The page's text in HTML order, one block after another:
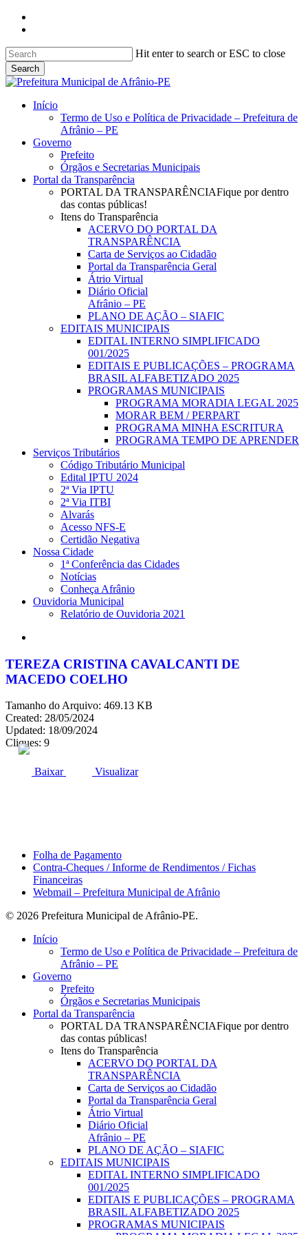
Skip
content
Hit enter to search or ESC to close
Search
Close
search
Menu
Início
Termo de Uso e Política de Privacidade – Prefeitura de
Afrânio – PE
Governo
Prefeito
Órgãos e Secretarias Municipais
Portal da Transparência
PORTAL DA TRANSPARÊNCIAFique por dentro
das contas públicas!
Itens do Transparência
ACERVO DO PORTAL DA
TRANSPARÊNCIA
Carta de Serviços ao Cidadão
Portal da Transparência Geral
Átrio Virtual
Diário Oficial
Afrânio – PE
PLANO DE AÇÃO – SIAFIC
EDITAIS MUNICIPAIS
EDITAL INTERNO SIMPLIFICADO
001/2025
EDITAIS E PUBLICAÇÕES – PROGRAMA
BRASIL ALFABETIZADO 2025
PROGRAMAS MUNICIPAIS
PROGRAMA MORADIA LEGAL 2025
MORAR BEM / PERPART
PROGRAMA MINHA ESCRITURA
PROGRAMA TEMPO DE APRENDER
Serviços Tributários
Código Tributário Municipal
Edital IPTU 2024
2ª Via IPTU
2ª Via ITBI
Alvarás
Acesso NFS-E
Certidão Negativa
Nossa Cidade
1ª Conferência das Cidades
Notícias
Conheça Afrânio
Ouvidoria Municipal
Relatório de Ouvidoria 2021
TEREZA CRISTINA CAVALCANTI DE
MACEDO COELHO
Tamanho do Arquivo: 469.13 KB
Created: 28/05/2024
Updated: 18/09/2024
Cliques: 9
Baixar Visualizar
Folha de Pagamento
Contra-Cheques / Informe de Rendimentos / Fichas
Financeiras
Webmail – Prefeitura Municipal de Afrânio
© 2026 Prefeitura Municipal de Afrânio-PE.
Close
Início
Termo de Uso e Política de Privacidade – Prefeitura de
Afrânio – PE
Governo
Prefeito
Órgãos e Secretarias Municipais
Portal da Transparência
PORTAL DA TRANSPARÊNCIAFique por dentro
das contas públicas!
Itens do Transparência
ACERVO DO PORTAL DA
TRANSPARÊNCIA
Carta de Serviços ao Cidadão
Portal da Transparência Geral
Átrio Virtual
Diário Oficial
Afrânio – PE
PLANO DE AÇÃO – SIAFIC
EDITAIS MUNICIPAIS
EDITAL INTERNO SIMPLIFICADO
001/2025
EDITAIS E PUBLICAÇÕES – PROGRAMA
BRASIL ALFABETIZADO 2025
PROGRAMAS MUNICIPAIS